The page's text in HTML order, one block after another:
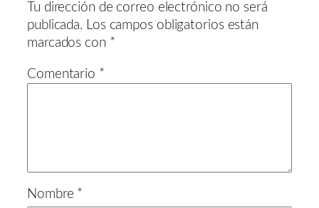
Tu dirección de correo electrónico no será
publicada. Los campos obligatorios están
marcados con *
Comentario *
Nombre *